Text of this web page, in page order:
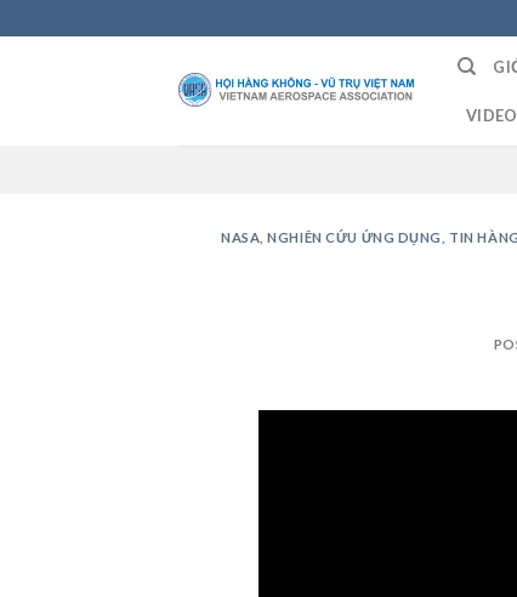
to
VIDEO
NASA ,NGHIÊN CỨU ỨNG DỤNG TIN